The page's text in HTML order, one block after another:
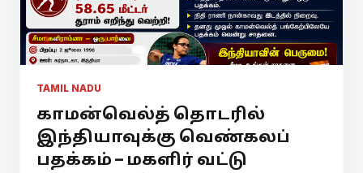
TAMIL NADU
காமன்வெல்த் தொடரில்
இந்தியாவுக்கு வெண்கலப்
பதக்கம் – மகளிர் வட்டு